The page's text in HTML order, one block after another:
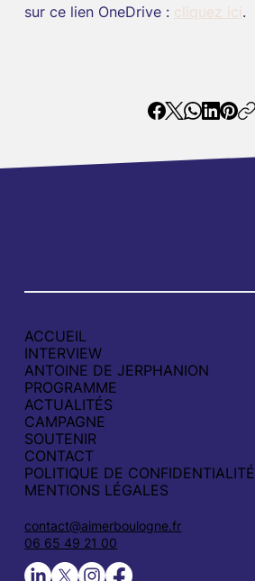
sur ce lien OneDrive : cliquez ici.
contact@aimerboulogne.fr
06 65 49 21 00
ACCUEIL
INTERVIEW
ANTOINE DE JERPHANION
PROGRAMME
ACTUALITÉS
CAMPAGNE
SOUTENIR
CONTACT
POLITIQUE DE CONFIDENTIALITÉ
MENTIONS LÉGALES